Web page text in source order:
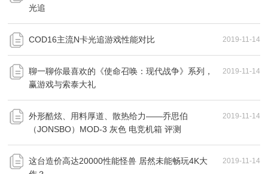
光追
2019-11-14
COD16主流N卡光追游戏性能对比
2019-11-14
聊一聊你最喜欢的《使命召唤：现代战争》系列，
赢游戏与索泰大礼
2019-11-14
外形酷炫、用料厚道、散热给力——乔思伯
（JONSBO）MOD-3 灰色 电竞机箱 评测
2019-11-14
这台造价高达20000性能怪兽 居然未能畅玩4K大